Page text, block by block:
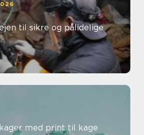
til sikre og pålidelige
med print til kage